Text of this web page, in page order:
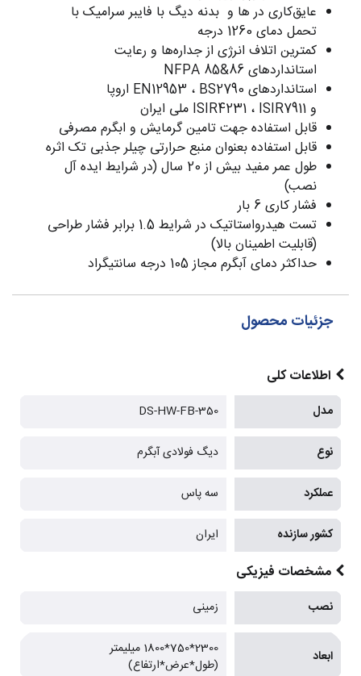
عایق‌کاری در ها و بدنه دیگ با فایبر سرامیک با
تحمل دمای 1260 درجه
کمترین اتلاف انرژی از جداره‌ها و رعایت
استاندارد‌های NFPA 85&86
استانداردهای EN12953 ، BS2790 اروپا
و ISIR4231 ، ISIR7911 ملی ایران
قابل استفاده جهت تامین گرمایش و ابگرم مصرفی
قابل استفاده بعنوان منبع حرارتی چیلر جذبی تک اثره
طول عمر مفید بیش از 20 سال (در شرایط ایده آل
نصب)
فشار کاری 6 بار
تست هیدرواستاتیک در شرایط 1.5 برابر فشار طراحی
(قابلیت اطمینان بالا)
حداکثر دمای آبگرم مجاز 105 درجه سانتیگراد
جزئیات محصول
اطلاعات کلی
مدل DS-HW-FB-350
نوع دیگ فولادی آبگرم
عملکرد سه پاس
کشور سازنده ایران
مشخصات فیزیکی
نصب زمینی
ابعاد
2300*750*1800 میلیمتر
(طول*عرض*ارتفاع)